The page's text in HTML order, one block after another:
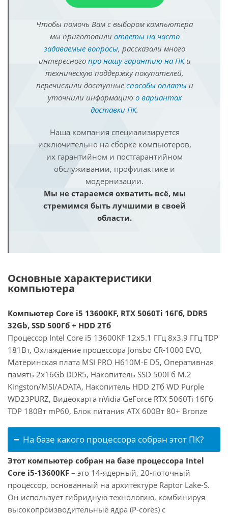
Чтобы помочь Вам с выбором компьютера
мы приготовили ответы на часто
задаваемые вопросы, рассказали много
интересного про нашу гарантию на ПКи
техническую поддержку покупателей,
перечислили доступные способы оплатыи
уточнили информацию о вариантах
доставки ПК.
Наша компания специализируется
исключительно на сборке компьютеров,
их гарантийном и постгарантийном
обслуживании, профилактике и
модернизации.
Мы не стараемся охватить всё, мы
стремимся быть лучшими в своей
области.
Основные характеристики
компьютера
Компьютер Core i5 13600KF, RTX 5060Ti 16Гб, DDR5
32Gb, SSD 500Гб + HDD 2Тб
Процессор Intel Core i5 13600KF 12x5.1 ГГц 8x3.9 ГГц TDP
181Вт, Охлаждение процессора Jonsbo CR-1000 EVO,
Материнская плата MSI PRO H610M-E D5, Оперативная
память 2x16Gb DDR5, Накопитель SSD 500Гб M.2
Kingston/MSI/ADATA, Накопитель HDD 2Тб WD Purple
WD23PURZ, Видеокарта nVidia GeForce RTX 5060Ti 16Гб
TDP 180Вт mP60, Блок питания ATX 600Вт 80+ Bronze
На базе какого процессора собран этот ПК?
Этот компьютер собран на базе процессора Intel
Core i5-13600KF – это 14-ядерный, 20-поточный
процессор, основанный на архитектуре Raptor Lake-S.
Он использует гибридную технологию, комбинируя
высокопроизводительные ядра (P-cores) с